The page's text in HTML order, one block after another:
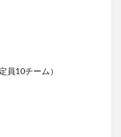
定員10チーム）